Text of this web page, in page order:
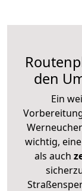
den
Ein
wichtig,
als auch